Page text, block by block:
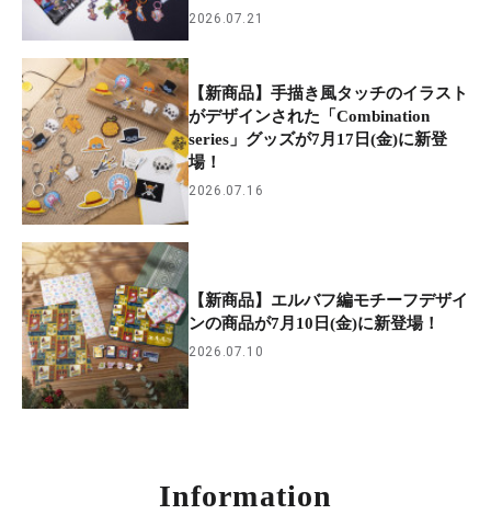
2026.07.21
【新商品】手描き風タッチのイラスト
がデザインされた「Combination
series」グッズが7月17日(金)に新登
場！
2026.07.16
【新商品】エルバフ編モチーフデザイ
ンの商品が7月10日(金)に新登場！
2026.07.10
Information